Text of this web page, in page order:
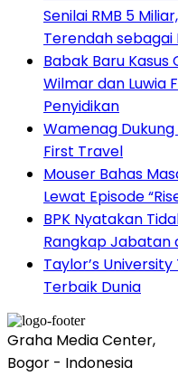
Senilai RMB 5
Terendah
Babak Baru Kasus
Wilmar dan Luwia
Penyidikan
Wamenag
First Travel
Mouser Bahas
Lewat Episode
BPK Nyatakan
Rangkap Jabatan
Taylor’s
Terbaik Dunia
Graha Media Center,
Bogor - Indonesia